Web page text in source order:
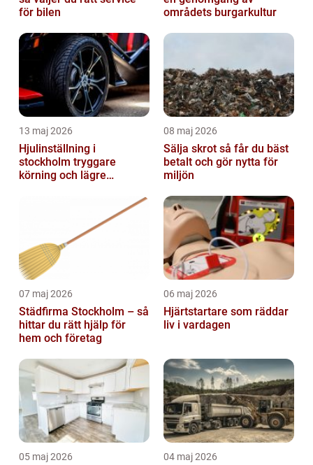
för bilen
områdets burgarkultur
13 maj 2026
Hjulinställning i
stockholm tryggare
körning och lägre
08 maj 2026
Sälja skrot så får du bäst
betalt och gör nytta för
miljön
07 maj 2026
Städfirma Stockholm – så
hittar du rätt hjälp för
hem och företag
06 maj 2026
Hjärtstartare som räddar
liv i vardagen
05 maj 2026 04 maj 2026